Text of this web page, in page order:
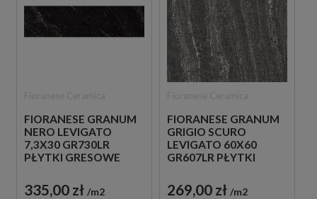
FIORANESE GRANUM
NERO LEVIGATO
7,3X30 GR730LR
PŁYTKI GRESOWE
335,00 zł m2
FIORANESE GRANUM
GRIGIO SCURO
LEVIGATO 60X60
GR607LR PŁYTKI
269,00 zł m2